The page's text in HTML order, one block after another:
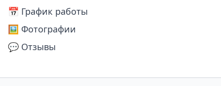
📅️ График работы
🖼️ Фотографии
💬 Отзывы